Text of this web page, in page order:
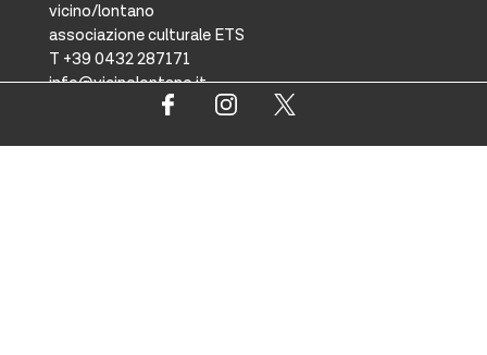
vicino/lontano
associazione culturale ETS
T +39 0432 287171
info@vicinolontano.it
P.Iva 02357370309